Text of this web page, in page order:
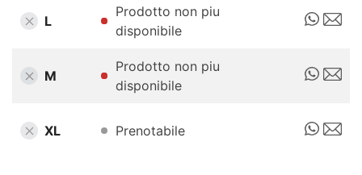
L
Prodotto non piu
disponibile
M
Prodotto non piu
disponibile
XL Prenotabile